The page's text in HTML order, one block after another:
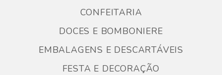
CONFEITARIA
DOCES E BOMBONIERE
EMBALAGENS E DESCARTÁVEIS
FESTA E DECORAÇÃO